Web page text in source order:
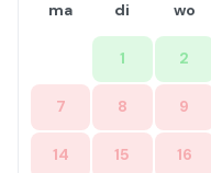
ma di wo
1 2
7 8 9
14 15 16